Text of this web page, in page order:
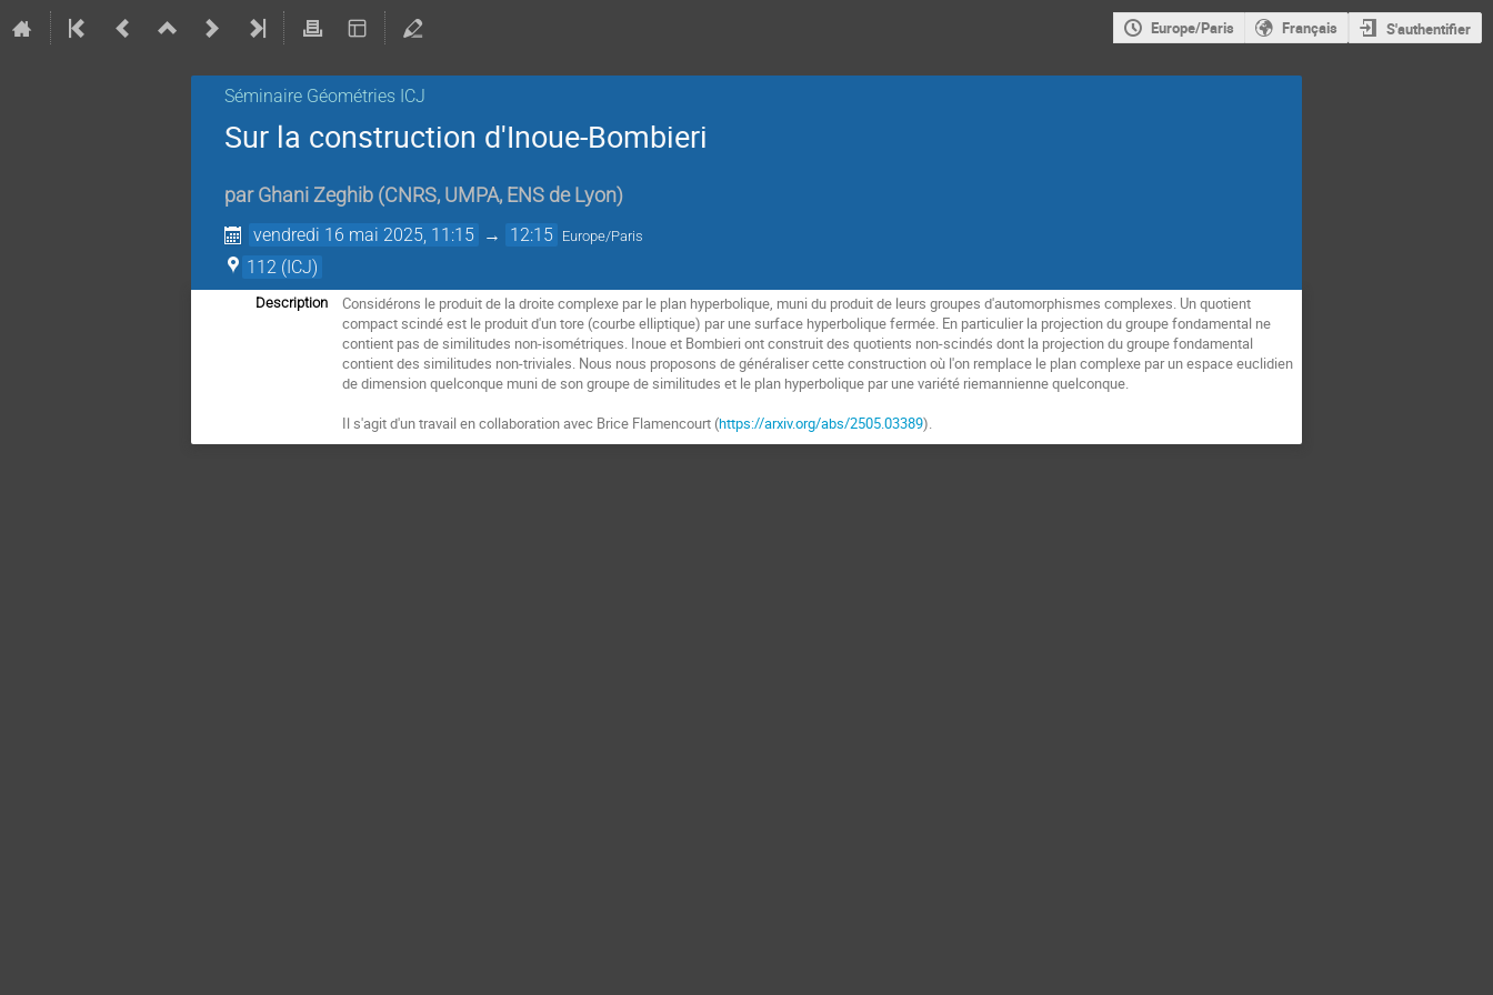
Europe/Paris Français S'authentifier
Séminaire Géométries ICJ
Sur la construction d'Inoue-Bombieri
par Ghani Zeghib (CNRS, UMPA, ENS de Lyon)
vendredi 16 mai 2025, 11:15 → 12:15 Europe/Paris
112 (ICJ)
Description
Considérons le produit de la droite complexe par le plan hyperbolique, muni du produit de leurs groupes d'automorphismes complexes. Un quotient
compact scindé est le produit d'un tore (courbe elliptique) par une surface hyperbolique fermée. En particulier la projection du groupe fondamental ne
contient pas de similitudes non-isométriques. Inoue et Bombieri ont construit des quotients non-scindés dont la projection du groupe fondamental
contient des similitudes non-triviales. Nous nous proposons de généraliser cette construction où l'on remplace le plan complexe par un espace euclidien
de dimension quelconque muni de son groupe de similitudes et le plan hyperbolique par une variété riemannienne quelconque.
Il s'agit d'un travail en collaboration avec Brice Flamencourt (https://arxiv.org/abs/2505.03389).